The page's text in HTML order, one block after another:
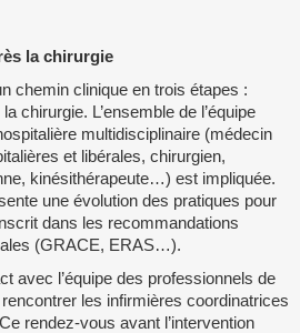
la chirurgie
chemin clinique en trois étapes :
chirurgie. L’ensemble de l’équipe
multidisciplinaire (médecin
et libérales, chirurgien,
kinésithérapeute…) est impliquée.
une évolution des pratiques pour
dans les recommandations
(GRACE, ERAS…).
avec l’équipe des professionnels de
rencontrer les infirmières coordinatrices
rendez-vous avant l’intervention